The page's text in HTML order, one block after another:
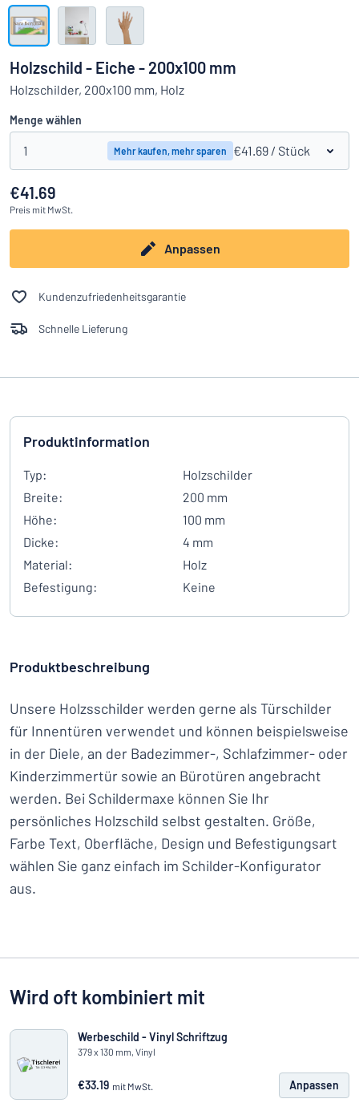
Das Gesuchte nicht gefunden?
Alle Kategorien anzeigen
Einloggen
Kundenservice
Privat
Holzschild - Eiche - 200x100 mm
Holzschilder, 200x100 mm, Holz
Menge wählen
1 Mehr kaufen, mehr sparen €41.69 / Stück
€41.69
Preis mit MwSt.
Anpassen
Kundenzufriedenheitsgarantie
Schnelle Lieferung
Produktinformation
Typ:
Holzschilder
Breite:
200 mm
Höhe:
100 mm
Dicke:
4 mm
Material:
Holz
Befestigung:
Keine
Produktbeschreibung
Unsere Holzsschilder werden gerne als Türschilder
für Innentüren verwendet und können beispielsweise
in der Diele, an der Badezimmer-, Schlafzimmer- oder
Kinderzimmertür sowie an Bürotüren angebracht
werden. Bei Schildermaxe können Sie Ihr
persönliches Holzschild selbst gestalten. Größe,
Farbe Text, Oberfläche, Design und Befestigungsart
wählen Sie ganz einfach im Schilder-Konfigurator
aus.
Wird oft kombiniert mit
Werbeschild - Vinyl Schriftzug
379 x 130 mm, Vinyl
€33.19 mit MwSt. Anpassen